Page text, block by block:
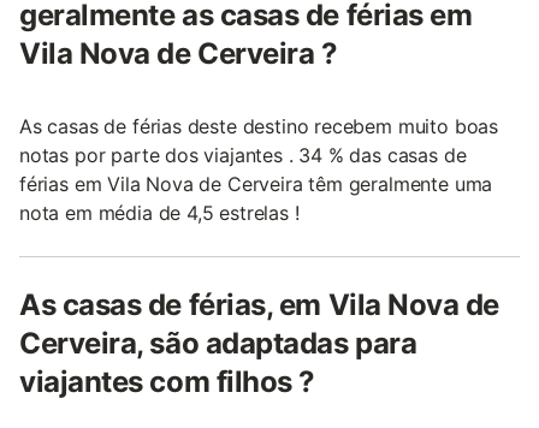
geralmente as casas de férias em
Vila Nova de Cerveira ?
As casas de férias deste destino recebem muito boas
notas por parte dos viajantes . 34 % das casas de
férias em Vila Nova de Cerveira têm geralmente uma
nota em média de 4,5 estrelas !
As casas de férias, em Vila Nova de
Cerveira, são adaptadas para
viajantes com filhos ?